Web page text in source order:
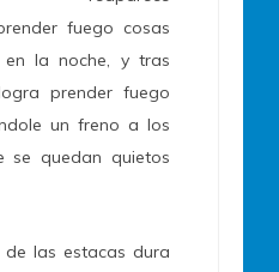
fuego cosas
la noche, y tras
prender fuego
un freno a los
se quedan quietos
las estacas dura